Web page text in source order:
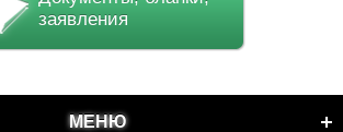
заявления
МЕНЮ